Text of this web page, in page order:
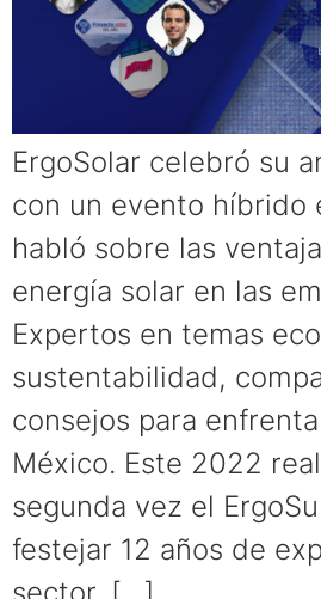
ErgoSolar celebró su
con un evento híbrido
habló sobre las
energía solar en las
Expertos en temas
sustentabilidad,
consejos para
México. Este 2022
segunda vez el
festejar 12 años de